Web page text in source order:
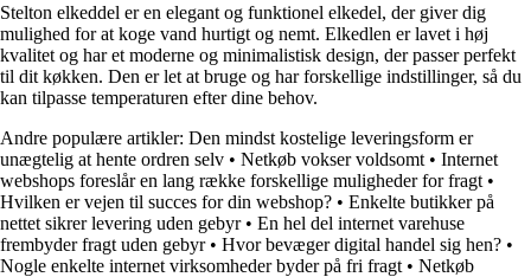
Stelton elkeddel er en elegant og funktionel elkedel, der giver dig
mulighed for at koge vand hurtigt og nemt. Elkedlen er lavet i høj
kvalitet og har et moderne og minimalistisk design, der passer perfekt
til dit køkken. Den er let at bruge og har forskellige indstillinger, så du
kan tilpasse temperaturen efter dine behov.
Andre populære artikler: Den mindst kostelige leveringsform er
unægtelig at hente ordren selv • Netkøb vokser voldsomt • Internet
webshops foreslår en lang række forskellige muligheder for fragt •
Hvilken er vejen til succes for din webshop? • Enkelte butikker på
nettet sikrer levering uden gebyr• En hel del internet varehuse
frembyder fragt uden gebyr• Hvor bevæger digital handel sig hen? •
Nogle enkelte internet virksomheder byder på fri fragt • Netkøb